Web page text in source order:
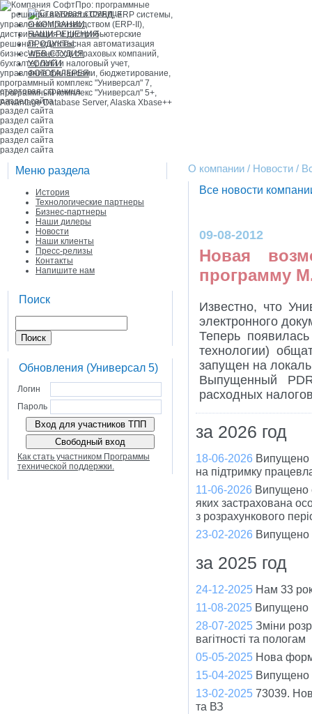
О КОМПАНИИ
НАШИ РЕШЕНИЯ
ПРОДУКТЫ
WEB-СТУДИЯ
УСЛУГИ
ФОТОГАЛЕРЕЯ
стартовая страница
раздел сайта
раздел сайта
раздел сайта
раздел сайта
раздел сайта
раздел сайта
Меню раздела
История
Технологические партнеры
Бизнес-партнеры
Наши дилеры
Новости
Наши клиенты
Пресс-релизы
Контакты
Напишите нам
Поиск
Обновления (Универсал 5)
Логин
Пароль
Как стать участником Программы
технической поддержки.
О компании / Новости /
Все новости
09-08-2012
Новая
программу
Известно, что
электронного
Теперь
технологии)
запущен на
Выпущенный
расходных
за 2026 год
18-06-2026 Випущено
на підтримку
11-06-2026 Випущено
яких застрахована
з розрахункового
23-02-2026 Випущено
за 2025 год
24-12-2025 Нам 33
11-08-2025 Випущено
28-07-2025 Зміни
вагітності та пологам
05-05-2025 Нова
15-04-2025 Випущено
13-02-2025 73039.
та ВЗ